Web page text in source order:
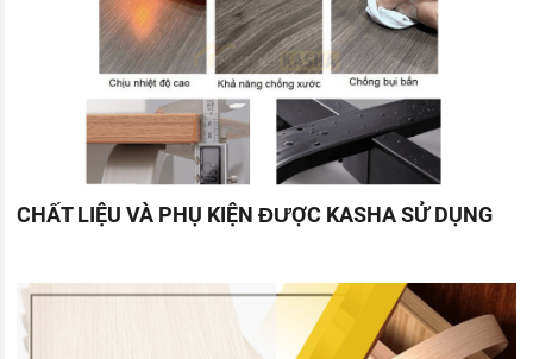
CHẤT LIỆU VÀ PHỤ KIỆN ĐƯỢC KASHA SỬ DỤNG